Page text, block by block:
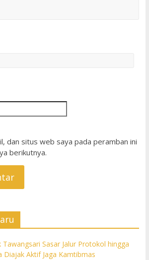
dan situs web saya pada peramban ini
berikutnya.
Tawangsari Sasar Jalur Protokol hingga
Diajak Aktif Jaga Kamtibmas